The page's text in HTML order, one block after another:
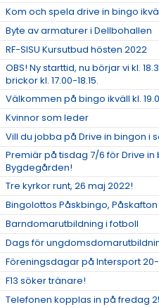
Kom och spela drive in bingo
Byte av armaturer i Dellbohallen
RF-SISU Kursutbud hösten 2022
OBS! Ny starttid, nu börjar vi kl.
brickor kl. 17.00-18.15.
Välkommen på bingo ikväll kl.
Kvinnor som leder
Vill du jobba på Drive in bingon i
Premiär på tisdag 7/6 för Drive in
Bygdegården!
Tre kyrkor runt, 26 maj 2022!
Bingolottos Påskbingo, Påskafton
Barndomarutbildning i fotboll
Dags för
Föreningsdagar på Intersport
F13 söker tränare!
Telefonen kopplas in på fredag